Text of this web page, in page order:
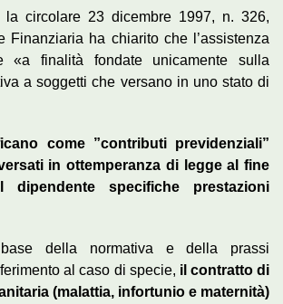
circolare 23 dicembre 1997, n. 326,
Finanziaria ha chiarito che l’assistenza
«a finalità fondate unicamente sulla
a soggetti che versano in uno stato di
come ”contributi previdenziali”
in ottemperanza di legge al fine
specifiche prestazioni
della normativa e della prassi
al caso di specie, il contratto di
(malattia, infortunio e maternità)